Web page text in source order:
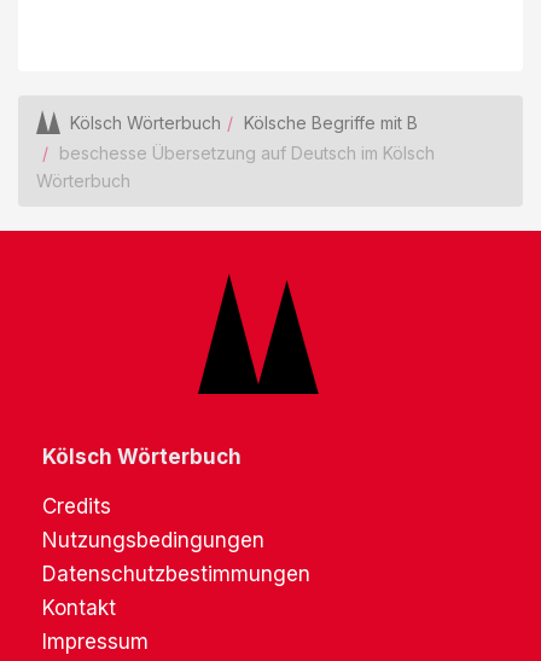
Kölsch Wörterbuch
Kölsche Begriffe mit B
beschesse Übersetzung auf Deutsch im Kölsch
Wörterbuch
Kölsch Wörterbuch
Credits
Nutzungsbedingungen
Datenschutzbestimmungen
Kontakt
Impressum